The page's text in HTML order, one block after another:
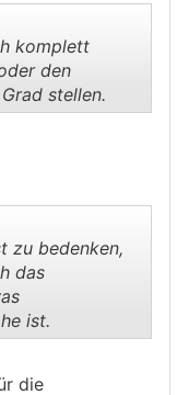
komplett
den
stellen.
zu bedenken,
das
ist.
die